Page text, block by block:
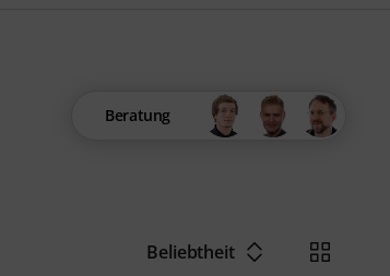
Beratung
Beliebtheit